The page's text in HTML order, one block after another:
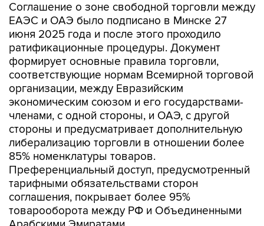
Соглашение о зоне свободной торговли между
ЕАЭС и ОАЭ было подписано в Минске 27
июня 2025 года и после этого проходило
ратификационные процедуры. Документ
формирует основные правила торговли,
соответствующие нормам Всемирной торговой
организации, между Евразийским
экономическим союзом и его государствами-
членами, с одной стороны, и ОАЭ, с другой
стороны и предусматривает дополнительную
либерализацию торговли в отношении более
85% номенклатуры товаров.
Преференциальный доступ, предусмотренный
тарифными обязательствами сторон
соглашения, покрывает более 95%
товарооборота между РФ и Объединенными